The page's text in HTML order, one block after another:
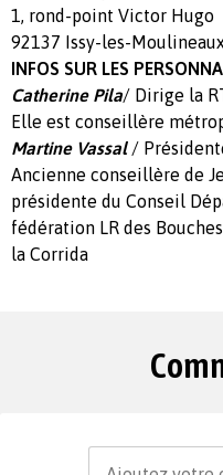
1, rond-point Victor Hugo
92137 Issy-les-
INFOS SUR LES
Catherine Pila/ Dirige la
Elle est conseillère
Martine Vassal /
Ancienne conseillère de
présidente du Conseil
fédération LR des
la Corrida